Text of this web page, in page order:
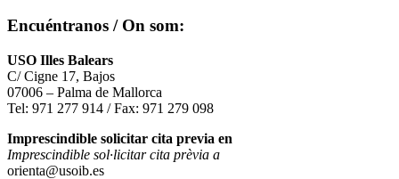
Encuéntranos / On som:
USO Illes Balears
C/ Cigne 17, Bajos
07006 – Palma de Mallorca
Tel: 971 277 914 / Fax: 971 279 098
Imprescindible solicitar cita previa en
Imprescindible sol·licitar cita prèvia a
orienta@usoib.es